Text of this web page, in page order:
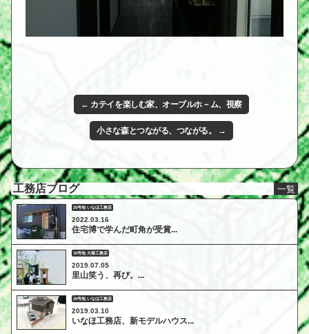
← カテイを楽しむ家、オーブルホ－ム、視察
小さな森とつながる、つながる。 →
工務店ブログ 一覧
25号地 いなほ工務店
2022.03.16
住宅博で学んだ町角が受賞...
15号地 大塚工務店
2019.07.05
里山笑う、再び。...
25号地 いなほ工務店
2019.03.10
いなほ工務店、新モデルハウス...